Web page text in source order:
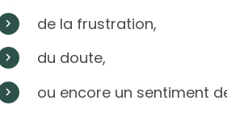
de la frustration,
du doute,
ou encore un sentiment